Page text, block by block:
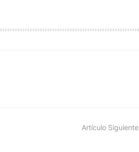
Artículo Siguiente